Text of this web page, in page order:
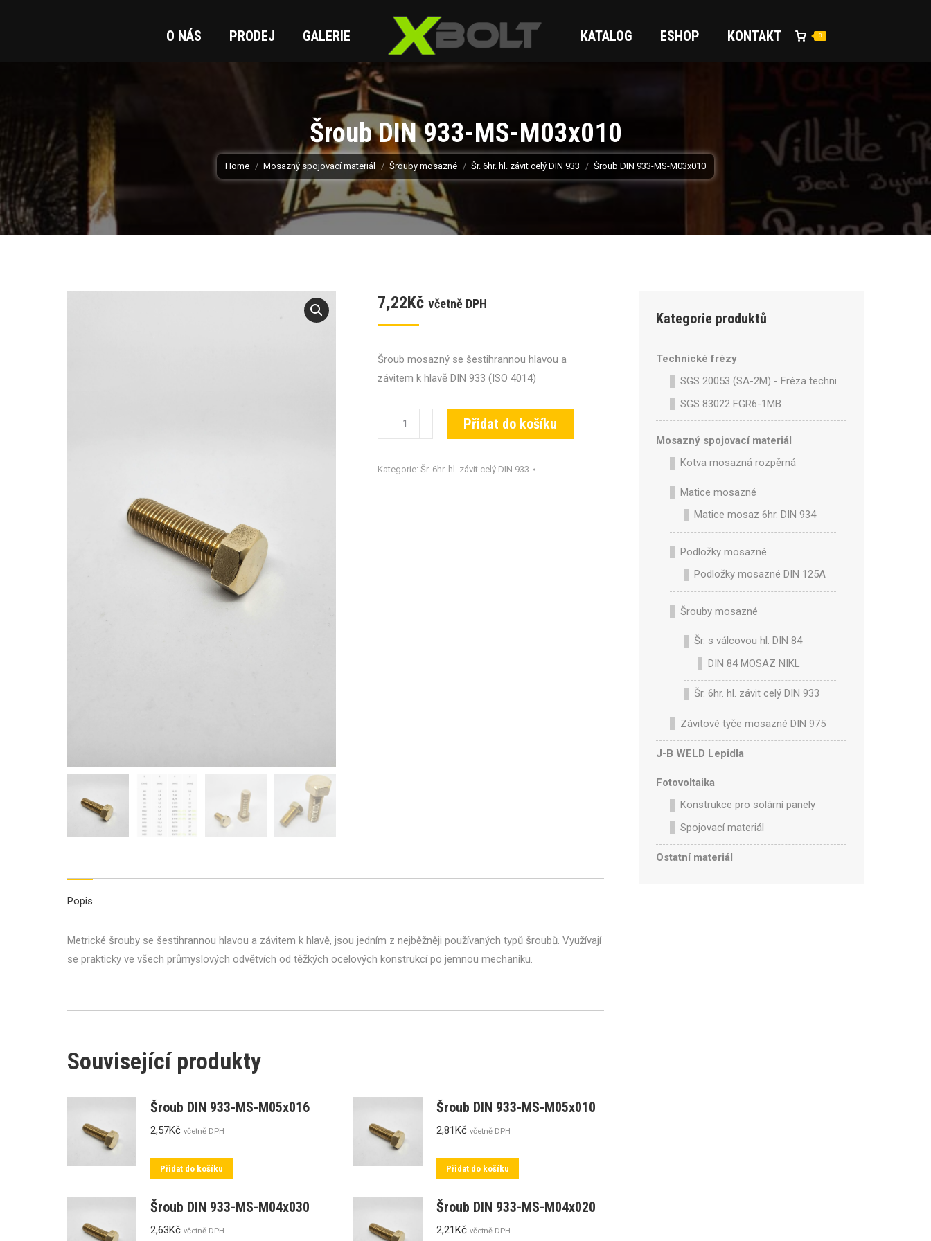
O NÁS PRODEJ GALERIE KATALOG ESHOP KONTAKT 0
Šroub DIN 933-MS-M03x010
You are here:
Home Mosazný spojovací materiál Šrouby mosazné Šr. 6hr. hl. závit celý DIN 933 Šroub DIN 933-MS-M03x010
7,22Kč včetně DPH
Šroub mosazný se šestihrannou hlavou a
závitem k hlavě DIN 933 (ISO 4014)
DIN
MS-
Přidat do košíku
Kategorie: Šr. 6hr. hl. závit celý DIN 933
Popis
Metrické šrouby se šestihrannou hlavou a závitem k hlavě, jsou jedním z nejběžněji používaných typů šroubů. Využívají
se prakticky ve všech průmyslových odvětvích od těžkých ocelových konstrukcí po jemnou mechaniku.
Související produkty
Šroub DIN 933-MS-M05x016
2,57Kč včetně DPH
Přidat do košíku
Šroub DIN 933-MS-M05x010
2,81Kč včetně DPH
Přidat do košíku
Šroub DIN 933-MS-M04x030
2,63Kč včetně DPH
Šroub DIN 933-MS-M04x020
2,21Kč včetně DPH
Kategorie produktů
Technické frézy
SGS 20053 (SA-2M) - Fréza technická SA-2M válcová
SGS 83022 FGR6-1MB
Mosazný spojovací materiál
Kotva mosazná rozpěrná
Matice mosazné
Matice mosaz 6hr. DIN 934
Podložky mosazné
Podložky mosazné DIN 125A
Šrouby mosazné
Šr. s válcovou hl. DIN 84
DIN 84 MOSAZ NIKL
Šr. 6hr. hl. závit celý DIN 933
Závitové tyče mosazné DIN 975
J-B WELD Lepidla
Fotovoltaika
Konstrukce pro solární panely
Spojovací materiál
Ostatní materiál